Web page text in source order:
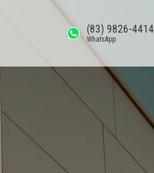
(83) 9826-4414
WhatsApp